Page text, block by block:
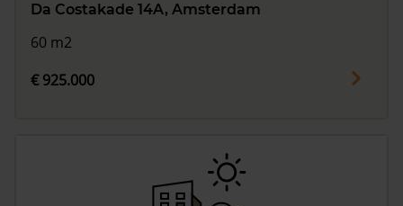
Da Costakade 14A, Amsterdam
60 m2
€ 925.000